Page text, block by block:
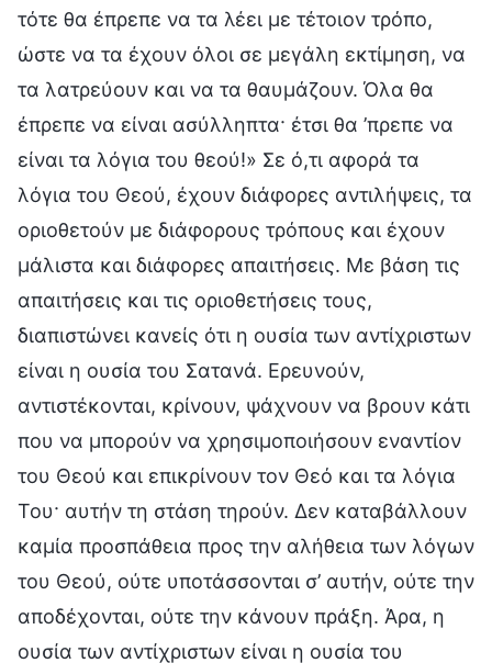
τότε θα έπρεπε να τα λέει με τέτοιον τρόπο,
ώστε να τα έχουν όλοι σε μεγάλη εκτίμηση, να
τα λατρεύουν και να τα θαυμάζουν. Όλα θα
έπρεπε να είναι ασύλληπτα· έτσι θα ’πρεπε να
είναι τα λόγια του θεού!» Σε ό,τι αφορά τα
λόγια του Θεού, έχουν διάφορες αντιλήψεις, τα
οριοθετούν με διάφορους τρόπους και έχουν
μάλιστα και διάφορες απαιτήσεις. Με βάση τις
απαιτήσεις και τις οριοθετήσεις τους,
διαπιστώνει κανείς ότι η ουσία των αντίχριστων
είναι η ουσία του Σατανά. Ερευνούν,
αντιστέκονται, κρίνουν, ψάχνουν να βρουν κάτι
που να μπορούν να χρησιμοποιήσουν εναντίον
του Θεού και επικρίνουν τον Θεό και τα λόγια
Του· αυτήν τη στάση τηρούν. Δεν καταβάλλουν
καμία προσπάθεια προς την αλήθεια των λόγων
του Θεού, ούτε υποτάσσονται σ’ αυτήν, ούτε την
αποδέχονται, ούτε την κάνουν πράξη. Άρα, η
ουσία των αντίχριστων είναι η ουσία του